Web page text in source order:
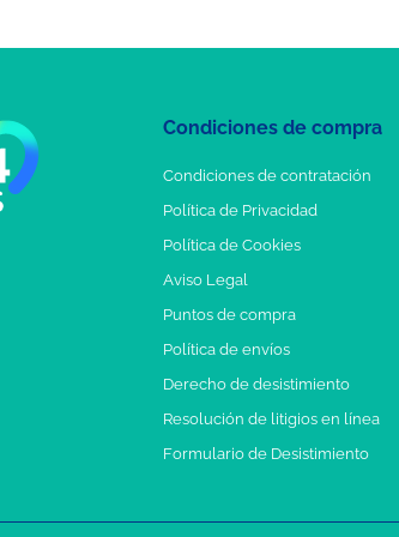
Condiciones de compra
Condiciones de contratación
Política de Privacidad
Política de Cookies
Aviso Legal
Puntos de compra
Política de envíos
Derecho de desistimiento
Resolución de litigios en línea
Formulario de Desistimiento